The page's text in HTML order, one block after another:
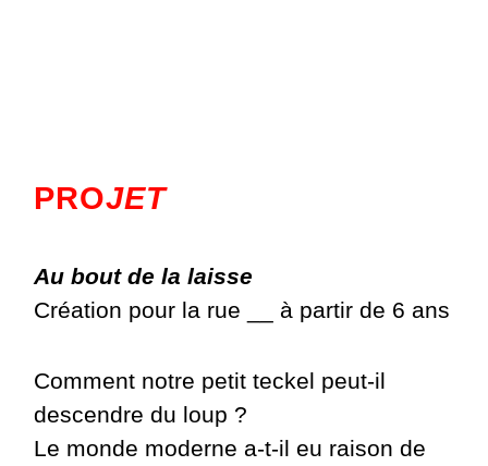
PROJET
Au bout de la laisse
Création pour la rue __ à partir de 6 ans
Comment notre petit teckel peut-il
descendre du loup ?
Le monde moderne a-t-il eu raison de